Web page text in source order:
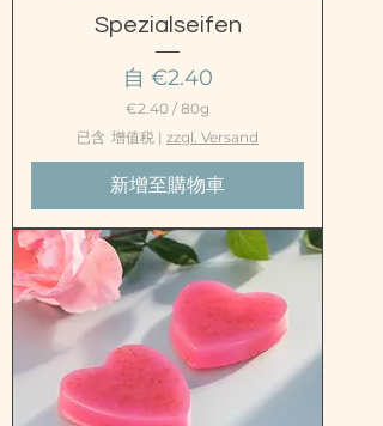
Spezialseifen
自 €2.40
促銷價格
€2.40 / 80g
8
0
公
2
.
4
0
已含 增值税 | zzgl. Versand
新增至購物車